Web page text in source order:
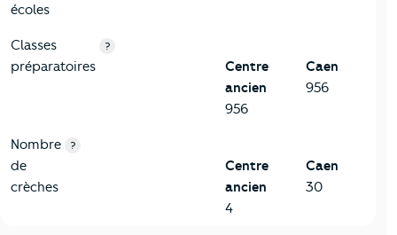
écoles
Classes
préparatoires
?
Centre
ancien
956
Caen
956
Nombre
de
crèches
?
Centre
ancien
4
Caen
30